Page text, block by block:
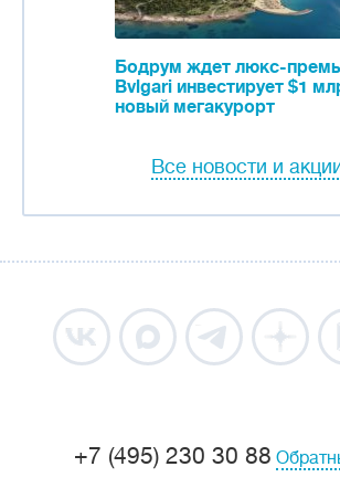
Бодрум ждет люкс-
Bvlgari инвестирует $1
новый мегакурорт
Все новости и
+7 (495) 230 30 88